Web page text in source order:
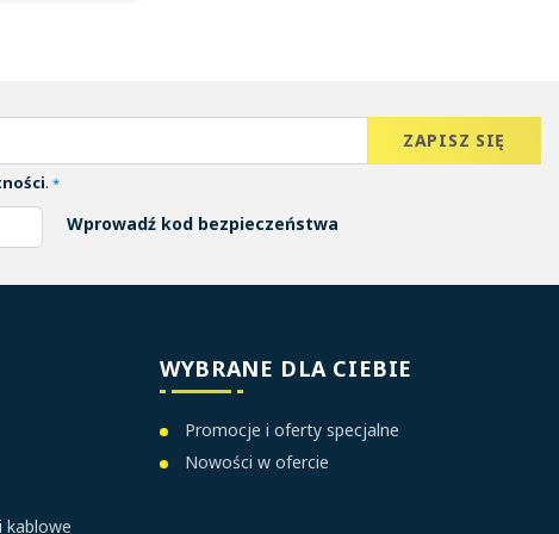
. *
Wprowadź kod bezpieczeństwa
kablowe
WYBRANE DLA CIEBIE
Promocje i oferty specjalne
Nowości w ofercie